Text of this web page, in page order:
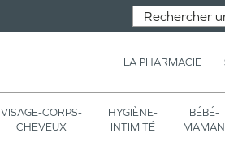
LA PHARMACIE
VISAGE-CORPS-
CHEVEUX
HYGIÈNE-
INTIMITÉ
BÉBÉ-
MAMAN